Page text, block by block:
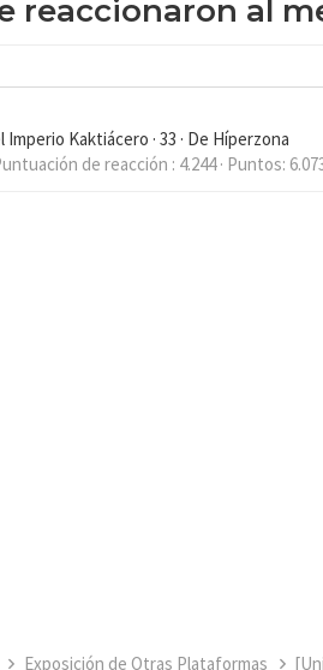
reaccionaron al
Imperio Kaktiácero · 33 · De Híperzona
de reacción 4.244 Puntos
Exposición de Otras Plataformas